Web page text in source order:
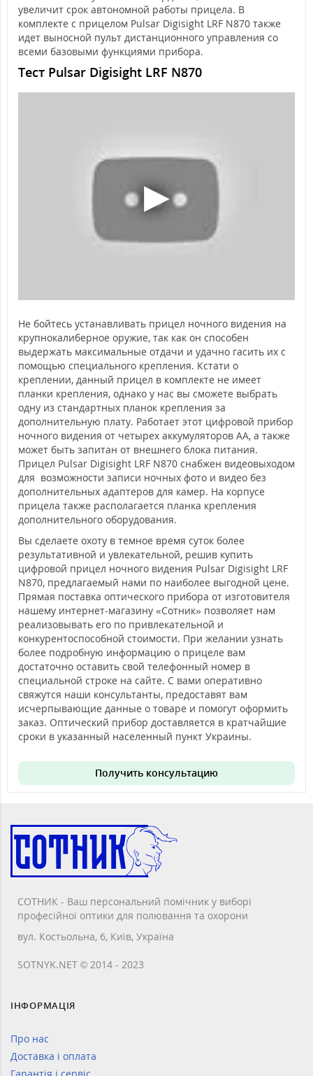
увеличит срок автономной работы прицела. В
комплекте с прицелом Pulsar Digisight LRF N870 также
идет выносной пульт дистанционного управления со
всеми базовыми функциями прибора.
Тест Pulsar Digisight LRF N870
Не бойтесь устанавливать прицел ночного видения на
крупнокалиберное оружие, так как он способен
выдержать максимальные отдачи и удачно гасить их с
помощью специального крепления. Кстати о
креплении, данный прицел в комплекте не имеет
планки крепления, однако у нас вы сможете выбрать
одну из стандартных планок крепления за
дополнительную плату. Работает этот цифровой прибор
ночного видения от четырех аккумуляторов АА, а также
может быть запитан от внешнего блока питания.
Прицел Pulsar Digisight LRF N870 снабжен видеовыходом
для возможности записи ночных фото и видео без
дополнительных адаптеров для камер. На корпусе
прицела также располагается планка крепления
дополнительного оборудования.
Вы сделаете охоту в темное время суток более
результативной и увлекательной, решив купить
цифровой прицел ночного видения Pulsar Digisight LRF
N870, предлагаемый нами по наиболее выгодной цене.
Прямая поставка оптического прибора от изготовителя
нашему интернет-магазину «Сотник» позволяет нам
реализовывать его по привлекательной и
конкурентоспособной стоимости. При желании узнать
более подробную информацию о прицеле вам
достаточно оставить свой телефонный номер в
специальной строке на сайте. С вами оперативно
свяжутся наши консультанты, предоставят вам
исчерпывающие данные о товаре и помогут оформить
заказ. Оптический прибор доставляется в кратчайшие
сроки в указанный населенный пункт Украины.
Получить консультацию
СОТНИК - Ваш персональний помічник у виборі
професійної оптики для полювання та охорони
вул. Костьольна, 6, Київ, Україна
SOTNYK.NET © 2014 - 2023
ІНФОРМАЦІЯ
Про нас
Доставка і оплата